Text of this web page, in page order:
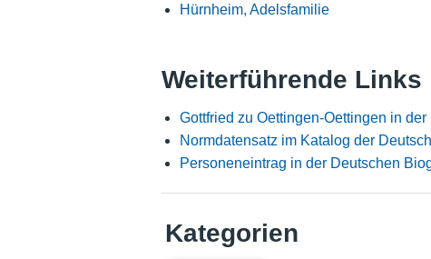
Hürnheim, Adelsfamilie
Weiterführende Links
Gottfried zu Oettingen-Oettingen in
Normdatensatz im Katalog der
Personeneintrag in der Deutschen
Kategorien